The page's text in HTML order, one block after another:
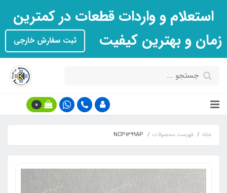
استعلام و واردات قطعات در کمترین
زمان و بهترین کیفیت
ثبت سفارش خارجی
0
خانه فهرست محصولات NCP1399AP